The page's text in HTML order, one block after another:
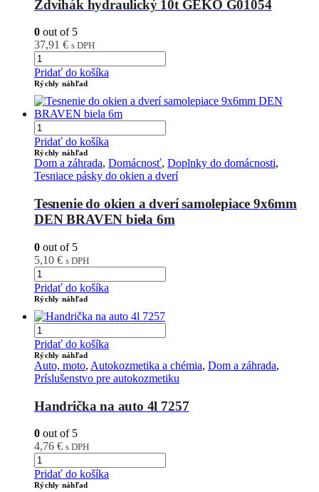
Zdvihák hydraulický 10t GEKO G01054
0 out of 5
37,91 € s DPH
Pridať do košíka
Rýchly náhľad
Pridať do košíka
Rýchly náhľad
Dom a záhrada, Domácnosť, Doplnky do domácnosti,
Tesniace pásky do okien a dverí
Tesnenie do okien a dverí samolepiace 9x6mm
DEN BRAVEN biela 6m
0 out of 5
5,10 € s DPH
Pridať do košíka
Rýchly náhľad
Pridať do košíka
Rýchly náhľad
Auto, moto, Autokozmetika a chémia, Dom a záhrada,
Príslušenstvo pre autokozmetiku
Handrička na auto 4l 7257
0 out of 5
4,76 € s DPH
Pridať do košíka
Rýchly náhľad